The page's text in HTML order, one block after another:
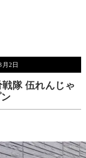
2日
隊 伍れんじゃ